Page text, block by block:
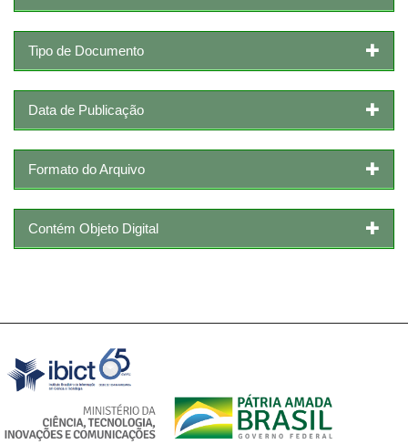
Tipo de Documento
Data de Publicação
Formato do Arquivo
Contém Objeto Digital